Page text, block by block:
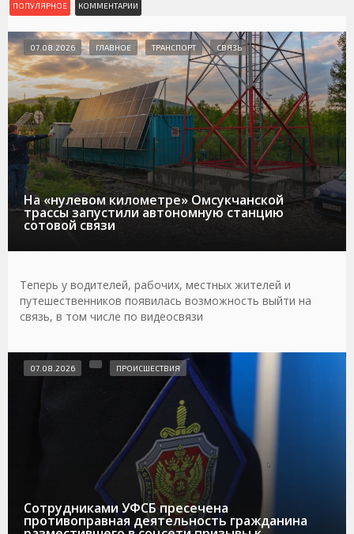
ПОПУЛЯРНОЕ КОММЕНТАРИИ
На «нулевом километре» Омсукчанской
трассы запустили автономную станцию
сотовой связи
07.08.2026 ГЛАВНОЕ ТРАНСПОРТ СВЯЗЬ
Теперь у водителей, рабочих, местных жителей и
путешественников появилась возможность выйти на
связь, в том числе по видеосвязи
Сотрудниками УФСБ пресечена
противоправная деятельность гражданина
07.08.2026 ПРОИСШЕСТВИЯ